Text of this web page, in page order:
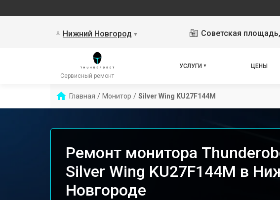
Нижний Новгород ▼ Советская
Сервисный ремонт
УСЛУГИ ЦЕНЫ
Главная / Монитор / Silver Wing KU27F144M
Ремонт монитора
Silver Wing KU27F144M в
Новгороде